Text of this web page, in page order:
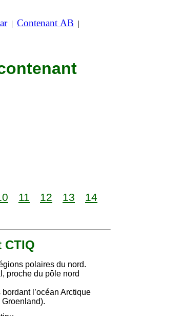
| Contenant AB |
11 12 13
14
polaires du nord.
proche du pôle nord
l’océan Arctique